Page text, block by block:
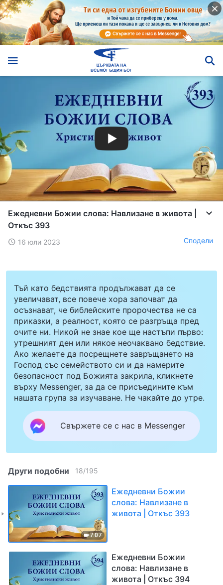
Ежедневни Божии слова: Навлизане в живота |
Откъс 393
16 юли 2023 Сподели
Тъй като бедствията продължават да се
увеличават, все повече хора започват да
осъзнават, че библейските пророчества не са
приказки, а реалност, която се разгръща пред
очите ни. Никой не знае кое ще настъпи първо:
утрешният ден или някое неочаквано бедствие.
Ако желаете да посрещнете завръщането на
Господ със семейството си и да намерите
безопасност под Божията закрила, кликнете
върху Messenger, за да се присъедините към
нашата група за изучаване. Не чакайте до утре.
Свържете се с нас в Messenger
Други подобни 18/195
7:07
Ежедневни Божии
слова: Навлизане в
живота | Откъс 393
Ежедневни Божии
слова: Навлизане в
живота | Откъс 394